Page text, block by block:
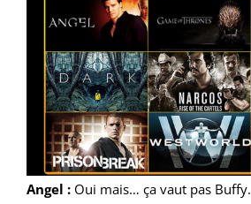
Angel :Oui mais… ça vaut pas Buffy.